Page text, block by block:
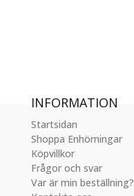
INFORMATION
Startsidan
Shoppa Enhörningar
Köpvillkor
Frågor och svar
Var är min beställning?